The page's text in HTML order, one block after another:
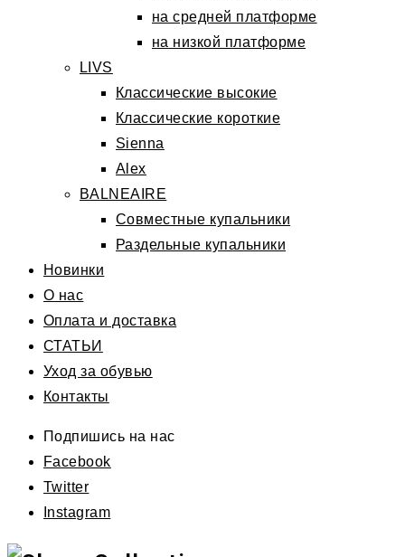
на средней платформе
на низкой платформе
LIVS
Классические высокие
Классические короткие
Sienna
Alex
BALNEAIRE
Совместные купальники
Раздельные купальники
Новинки
О нас
Оплата и доставка
СТАТЬИ
Уход за обувью
Контакты
Подпишись на нас
Facebook
Twitter
Instagram